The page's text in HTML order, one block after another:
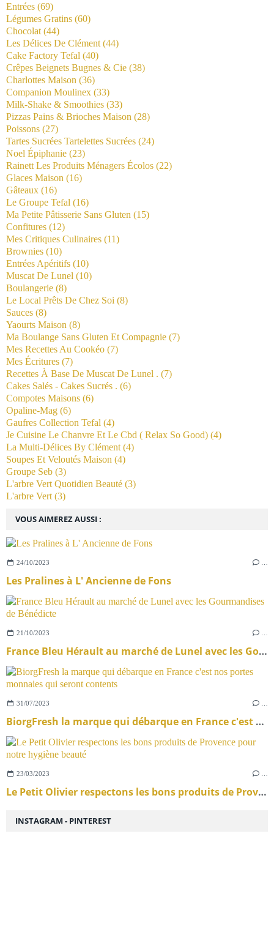
VOUS AIMEREZ AUSSI :
24/10/2023
Les Pralines à L' Ancienne de Fons
21/10/2023
France Bleu Hérault au marché de Lunel avec les Gourmandises de Bénédicte
31/07/2023
BiorgFresh la marque qui débarque en France c'est nos portes monnaies qui seront contents
23/03/2023
Le Petit Olivier respectons les bons produits de Provence pour notre hygiène beauté
Entrées (69)
Légumes Gratins (60)
Chocolat (44)
Les Délices De Clément (44)
Cake Factory Tefal (40)
Crêpes Beignets Bugnes & Cie (38)
Charlottes Maison (36)
Companion Moulinex (33)
Milk-Shake & Smoothies (33)
Pizzas Pains & Brioches Maison (28)
Poissons (27)
Tartes Sucrées Tartelettes Sucrées (24)
Noel Épiphanie (23)
Rainett Les Produits Ménagers Écolos (22)
Glaces Maison (16)
Gâteaux (16)
Le Groupe Tefal (16)
Ma Petite Pâtisserie Sans Gluten (15)
Confitures (12)
Mes Critiques Culinaires (11)
Brownies (10)
Entrées Apéritifs (10)
Muscat De Lunel (10)
Boulangerie (8)
Le Local Prêts De Chez Soi (8)
Sauces (8)
Yaourts Maison (8)
Ma Boulange Sans Gluten Et Compagnie (7)
Mes Recettes Au Cookéo (7)
Mes Écritures (7)
Recettes À Base De Muscat De Lunel . (7)
Cakes Salés - Cakes Sucrés . (6)
Compotes Maisons (6)
Opaline-Mag (6)
Gaufres Collection Tefal (4)
Je Cuisine Le Chanvre Et Le Cbd ( Relax So Good) (4)
La Multi-Délices By Clément (4)
Soupes Et Veloutés Maison (4)
Groupe Seb (3)
L'arbre Vert Quotidien Beauté (3)
L'arbre Vert (3)
INSTAGRAM - PINTEREST